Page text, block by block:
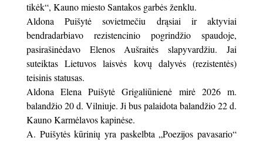
tikėk“, Kauno miesto Santakos garbės ženklu.
Aldona Puišytė sovietmečiu drąsiai ir aktyviai
bendradarbiavo rezistencinio pogrindžio spaudoje,
pasirašinėdavo Elenos Aušraitės slapyvardžiu. Jai
suteiktas Lietuvos laisvės kovų dalyvės (rezistentės)
teisinis statusas.
Aldona Elena Puišytė Grigaliūnienė mirė 2026 m.
balandžio 20 d. Vilniuje. Ji bus palaidota balandžio 22 d.
Kauno Karmėlavos kapinėse.
A. Puišytės kūrinių yra paskelbta „Poezijos pavasario“